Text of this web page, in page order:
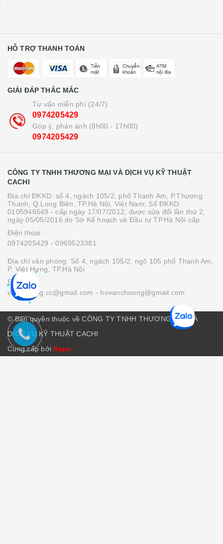
HỖ TRỢ THANH TOÁN
GIẢI ĐÁP THẮC MẮC
Tư vấn miễn phí (24/7)
0974205429
Góp ý, phản ánh (8h00 - 17h00)
0974205429
CÔNG TY TNHH THƯƠNG MẠI VÀ DỊCH VỤ KỸ THUẬT
CACHI
Địa chỉ ĐKKD: số 4, ngách 105/2, phố Thanh Am, P.Thượng
Thanh, Q.Long Biên, TP.Hà Nội, Việt Nam; Số ĐKKD:
0105946549 - cấp ngày 17/07/2012, được sửa đổi lần thứ 2,
ngày 05/05/2016 do Sở Kế hoạch và Đầu tư TP.Hà Nội cấp
Điện thoại :
0974205429 - 0969523381
Địa chỉ văn phòng: Số 4, ngách 105/2, ngõ 105 phố Thanh Am,
P. Việt Hưng, TP.Hà Nội
Email :
vanchuong.cc@gmail.com - hovanchuong@gmail.com
© Bản quyền thuộc về CÔNG TY TNHH THƯƠNG MẠI VÀ
DỊCH VỤ KỸ THUẬT CACHI
Cung cấp bởiSapo